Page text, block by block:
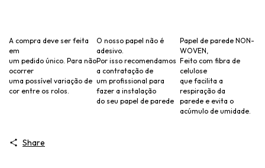
A compra deve ser feita
em
um pedido único. Para não
ocorrer
uma possível variação de
cor entre os rolos.
O nosso papel não é
adesivo.
Por isso recomendamos
a contratação de
um profissional para
fazer a instalação
do seu papel de parede
Papel de parede NON-
WOVEN,
Feito com fibra de
celulose
que facilita a
respiração da
parede e evita o
acúmulo de umidade.
Share